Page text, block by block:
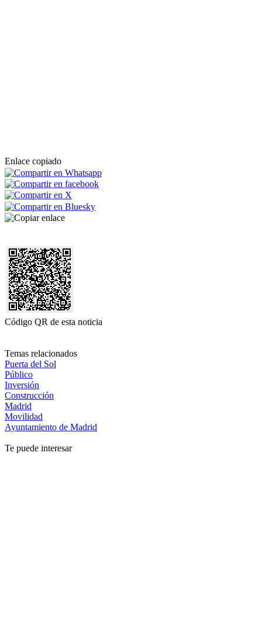
Enlace copiado
Código QR de esta noticia
Temas relacionados
Puerta del Sol
Público
Inversión
Construcción
Madrid
Movilidad
Ayuntamiento de Madrid
Te puede interesar